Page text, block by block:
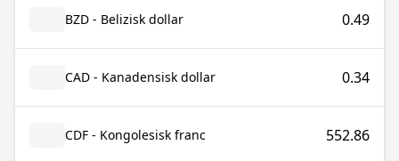
BZD - Belizisk dollar 0.49
CAD - Kanadensisk dollar 0.34
CDF - Kongolesisk franc 552.86